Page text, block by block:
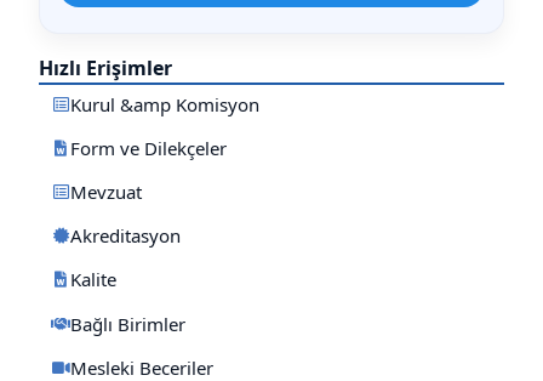
Hızlı Erişimler
Kurul &amp Komisyon
Form ve Dilekçeler
Mevzuat
Akreditasyon
Kalite
Bağlı Birimler
Mesleki Beceriler